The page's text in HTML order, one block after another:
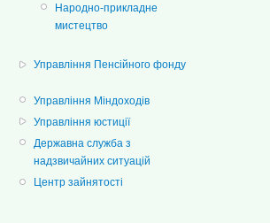
Народно-прикладне
мистецтво
Управління Пенсійного фонду
Управління Міндоходів
Управління юстиції
Державна служба з
надзвичайних ситуацій
Центр зайнятості